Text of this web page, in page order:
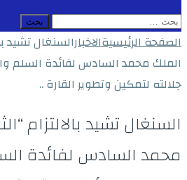
البحث
عن:
الصفحة الرئيسيةالاخبارالسنغال تشيد
الملك محمد السادس لفائدة السلم
جلالته لتمكين وتطوير القارة ..
السنغال تشيد بالالتزام
محمد السادس لفائدة